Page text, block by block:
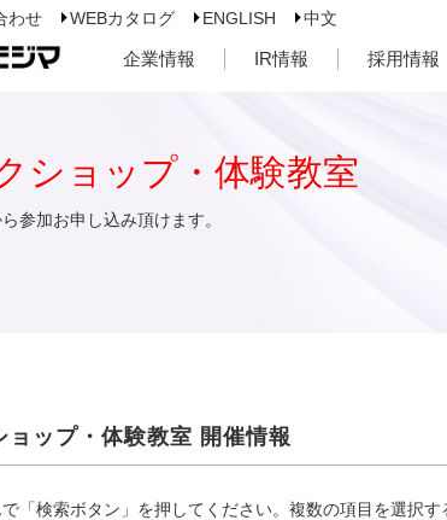
わせ WEBカタログ ENGLISH 中文
企業情報 IR情報 採用情報
ショップ・体験教室
参加お申し込み頂けます。
ョップ・体験教室 開催情報
「検索ボタン」を押してください。複数の項目を選択す